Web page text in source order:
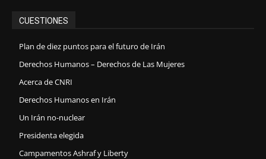
CUESTIONES
Plan de diez puntos para el futuro de Irán
Derechos Humanos – Derechos de Las Mujeres
Acerca de CNRI
Derechos Humanos en Irán
Un Irán no-nuclear
Presidenta elegida
Campamentos Ashraf y Liberty